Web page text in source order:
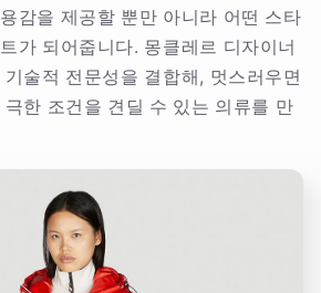
감을 제공할 뿐만 아니라 어떤 스타
가 되어줍니다. 몽클레르 디자이너
술적 전문성을 결합해, 멋스러우면
한 조건을 견딜 수 있는 의류를 만